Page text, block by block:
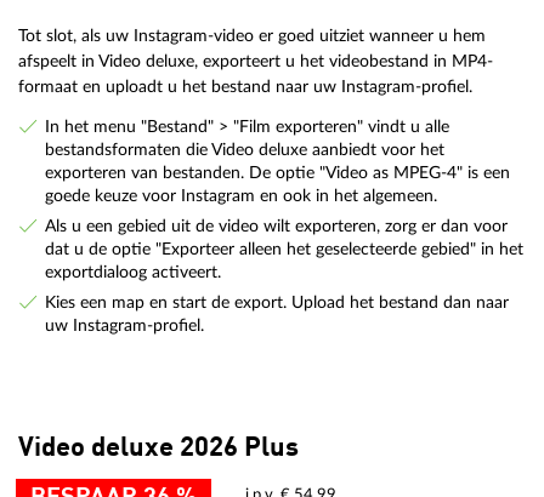
Tot slot, als uw Instagram-video er goed uitziet wanneer u hem
afspeelt in Video deluxe, exporteert u het videobestand in MP4-
formaat en uploadt u het bestand naar uw Instagram-profiel.
In het menu "Bestand" > "Film exporteren" vindt u alle
bestandsformaten die Video deluxe aanbiedt voor het
exporteren van bestanden. De optie "Video as MPEG-4" is een
goede keuze voor Instagram en ook in het algemeen.
Als u een gebied uit de video wilt exporteren, zorg er dan voor
dat u de optie "Exporteer alleen het geselecteerde gebied" in het
exportdialoog activeert.
Kies een map en start de export. Upload het bestand dan naar
uw Instagram-profiel.
Video deluxe 2026 Plus